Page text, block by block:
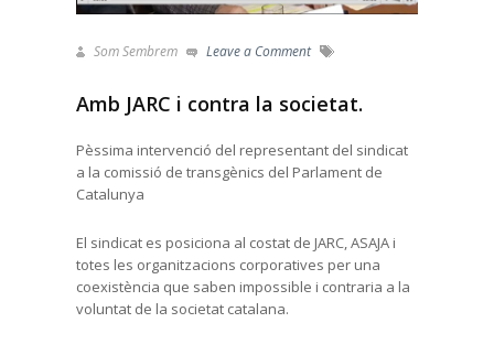
Som Sembrem Leave a Comment
Amb JARC i contra la societat.
Pèssima intervenció del representant del sindicat
a la comissió de transgènics del Parlament de
Catalunya
El sindicat es posiciona al costat de JARC, ASAJA i
totes les organitzacions corporatives per una
coexistència que saben impossible i contraria a la
voluntat de la societat catalana.